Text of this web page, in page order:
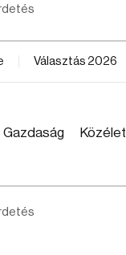
Választás 2026
Gazdaság Közélet